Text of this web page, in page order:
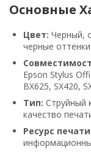
Основные
Цвет: Черный,
черные оттенки.
Epson Stylus
BX625, SX420,
Тип: Струйный
качество
Ресурс